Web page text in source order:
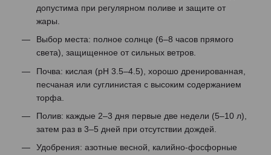
допустима при регулярном поливе и защите от
жары.
Выбор места: полное солнце (6–8 часов прямого
света), защищенное от сильных ветров.
Почва: кислая (pH 3.5–4.5), хорошо дренированная,
песчаная или суглинистая с высоким содержанием
торфа.
Полив: каждые 2–3 дня первые две недели (5–10 л),
затем раз в 3–5 дней при отсутствии дождей.
Удобрения: азотные весной, калийно-фосфорные